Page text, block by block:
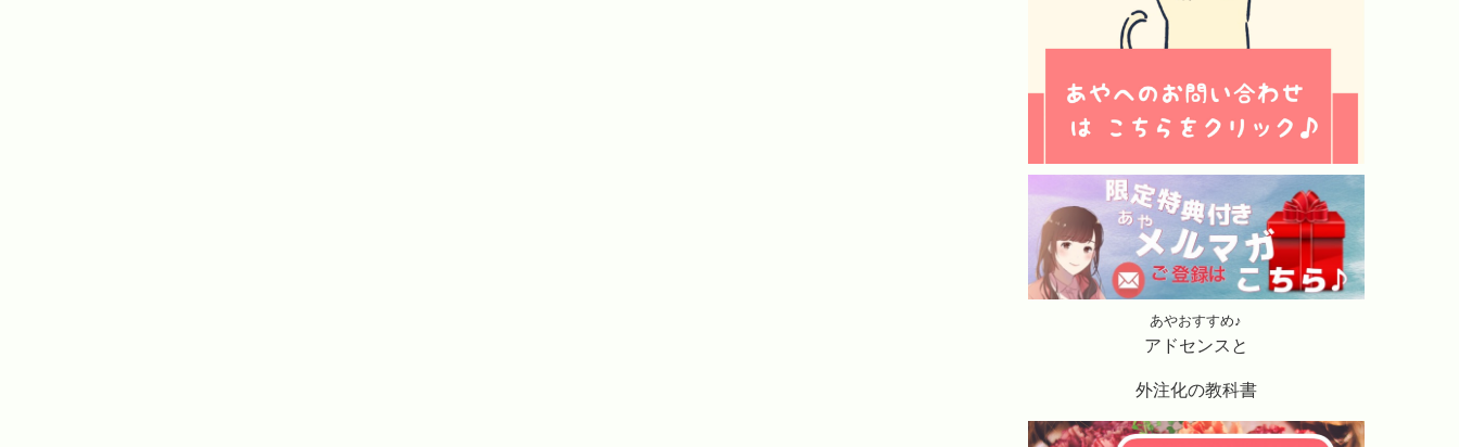
あやおすすめ♪
アドセンスと
外注化の教科書